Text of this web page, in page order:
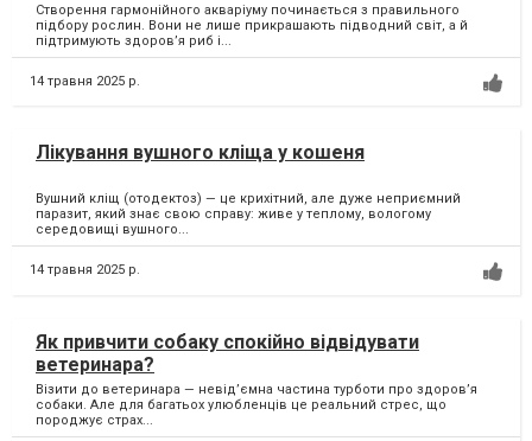
Створення гармонійного акваріуму починається з правильного
підбору рослин. Вони не лише прикрашають підводний світ, а й
підтримують здоров’я риб і...
14 травня 2025 р.
Лікування вушного кліща у кошеня
Вушний кліщ (отодектоз) — це крихітний, але дуже неприємний
паразит, який знає свою справу: живе у теплому, вологому
середовищі вушного...
14 травня 2025 р.
Як привчити собаку спокійно відвідувати
ветеринара?
Візити до ветеринара — невід’ємна частина турботи про здоров’я
собаки. Але для багатьох улюбленців це реальний стрес, що
породжує страх...